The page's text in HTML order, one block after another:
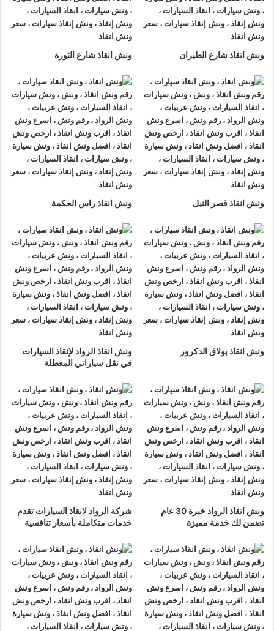
الاسماعيلية او على الطريق وذلك لأننا نعمل على مدار الساعة طوال
أيام الأسبوع.
2- الأمان
السيارة امنة تماما حتي الوصول إلي أقرب مركز صيانة.
3- الخبرة
فريق عمل شركة الرواد لإنقاذ و رفع السيارات مدرب على كيفيةنقل
السياراتوتثبيتها عليونش الانقاذ
وذلك إلى جانب خبرتهم المتميزة
في اختيار أسرع الطرق.
تنتشر
اوناش الانقاذ في الاسماعيلية
أو علي الطرق الرئيسية في
جميع انحاء الجمهورية وهو ما يسمح بسرعة وصولونش انقاذ
السياراتاليك خلال 15 دقيقة بحد اقصي.
ونش انقاذ الروادلدينا دائماونش انقاذ سيارات في الاسماعيلية
لسحب و إنقاذ سيارتك وأخذك الي اقرب مركز صيانة أو وكيل معتمد
، أتصل بنا الان ولا تتردد
ونش انقاذ الرواد هو
الاسماعيلية, نحن نعمل على مدار الساعة ، اتصل الان
–
01120018852
انقاذ سيارات
سريع و مجهز بأحدث المعدات وأحدث وسائل الأمان
والراحة.
ونش انقاذ سيارات الاسماعيلية
ما يميزنا عن غيرنا انفرادنا بتقديم خدماتنا باحترافية عالية ونعمل منذ
عام 2002 على الطرق السريعة بكافة انحاء جمهورية مصر العربية
لبناء جسور من الثقة المتبادلة بين الشركة وعملائها و انقاذ و
السياراتالمعطلة و سحب السياراتمن الحوادث.
رقم ونش انقاذ الاسماعيلية
ونش انقاذ سيارات الاسماعيلية لديناونش انقاذ سيارات مزود
بمعدات حديثة و مجهزة لـسحب السياراتمن الاعطال والحوادث
نحنأسرع ونش انقاذ سياراتيرجي الاتصال بنا عليرقم ونش انقاذ
سيارات
01063144040
–
01093018585
–
ونش انقاذ شارع الطيران ونش انقاذ شارع الثورة
ونش انقاذ قصر النيل ونش انقاذ راس الحكمة
ونش انقاذ بولاق الدكرور
ونش انقاذ الرواد لإنقاذ السيارات
في نقل سياراتي المعطلة
ونش انقاذ الرواد خبرة 30 عام
تضمن لك خدمة مميزة
شركة الرواد لانقاذ السيارات تقدم
خدمات متكاملة بأسعار تنافسية